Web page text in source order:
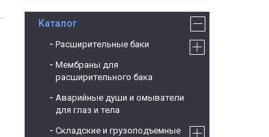
Каталог
Расширительные баки
Мембраны для
расширительного бака
Аварийные души и омыватели
для глаз и тела
Складские и грузоподъемные